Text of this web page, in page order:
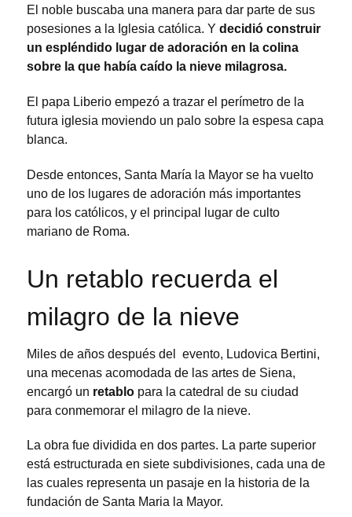
El noble buscaba una manera para dar parte de sus
posesiones a la Iglesia católica. Y decidió construir
un espléndido lugar de adoración en la colina
sobre la que había caído la nieve milagrosa.
El papa Liberio empezó a trazar el perímetro de la
futura iglesia moviendo un palo sobre la espesa capa
blanca.
Desde entonces, Santa María la Mayor se ha vuelto
uno de los lugares de adoración más importantes
para los católicos, y el principal lugar de culto
mariano de Roma.
Un retablo recuerda el
milagro de la nieve
Miles de años después del evento, Ludovica Bertini,
una mecenas acomodada de las artes de Siena,
encargó un retablo para la catedral de su ciudad
para conmemorar el milagro de la nieve.
La obra fue dividida en dos partes. La parte superior
está estructurada en siete subdivisiones, cada una de
las cuales representa un pasaje en la historia de la
fundación de Santa Maria la Mayor.